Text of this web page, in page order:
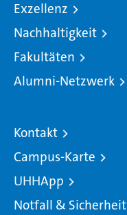
Exzellenz
Nachhaltigkeit
Fakultäten
Alumni-Netzwerk
Kontakt
Campus-Karte
UHHApp
Notfall & Sicherheit